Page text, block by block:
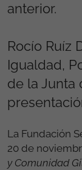
anterior.
Rocío Ruíz
Igualdad,
de la Junta
La Fundación
20 de
y Comunidad